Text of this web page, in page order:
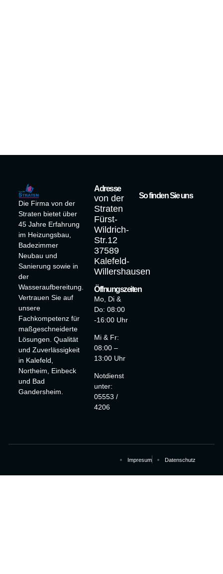
Die Firma von der
Straten bietet über
45 Jahre Erfahrung
im Heizungsbau,
Badezimmer
Neubau und
Sanierung sowie in
der
Wasseraufbereitung.
Vertrauen Sie auf
unsere
Fachkompetenz für
maßgeschneiderte
Lösungen. Qualität
und Zuverlässigkeit
in Kalefeld,
Northeim, Einbeck
und Bad
Gandersheim.
Adresse
von der
Straten
Fürst-
Wildrich-
Str.12
37589
Kalefeld-
Willershausen
Öffnungszeiten
Mo, Di &
Do: 08:00
-16:00 Uhr
Mi & Fr:
08:00 –
13:00 Uhr
Notdienst
unter:
05553 /
4206
So finden Sie uns
Impresum Datenschutz